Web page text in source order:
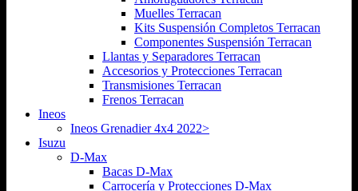
Muelles Terracan
Kits Suspensión Completos Terracan
Componentes Suspensión Terracan
Llantas y Separadores Terracan
Accesorios y Protecciones Terracan
Transmisiones Terracan
Frenos Terracan
Ineos
Ineos Grenadier 4x4 2022>
Isuzu
D-Max
Bacas D-Max
Carrocería y Protecciones D-Max